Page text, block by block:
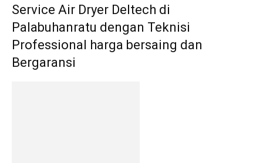
Service Air Dryer Deltech di
Palabuhanratu dengan Teknisi
Professional harga bersaing dan
Bergaransi